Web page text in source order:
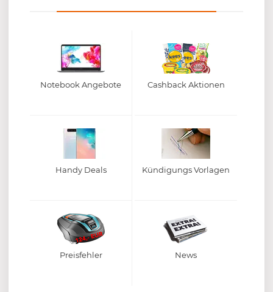
Notebook Angebote Cashback Aktionen
Handy Deals Kündigungs Vorlagen
Preisfehler News